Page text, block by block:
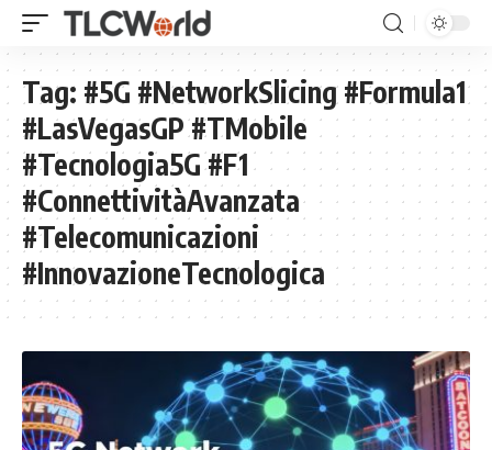
Tag: #5G #NetworkSlicing #Formula1
#LasVegasGP #TMobile
#Tecnologia5G #F1
#ConnettivitàAvanzata
#Telecomunicazioni
#InnovazioneTecnologica